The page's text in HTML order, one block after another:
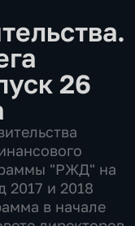
26
"РЖД" на
2017 и 2018
в начале